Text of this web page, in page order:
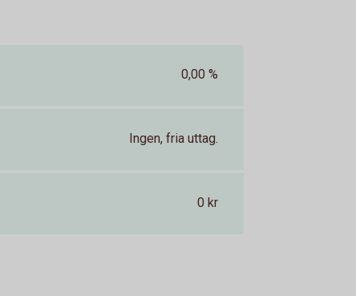
0,00 %
Ingen, fria uttag.
0 kr